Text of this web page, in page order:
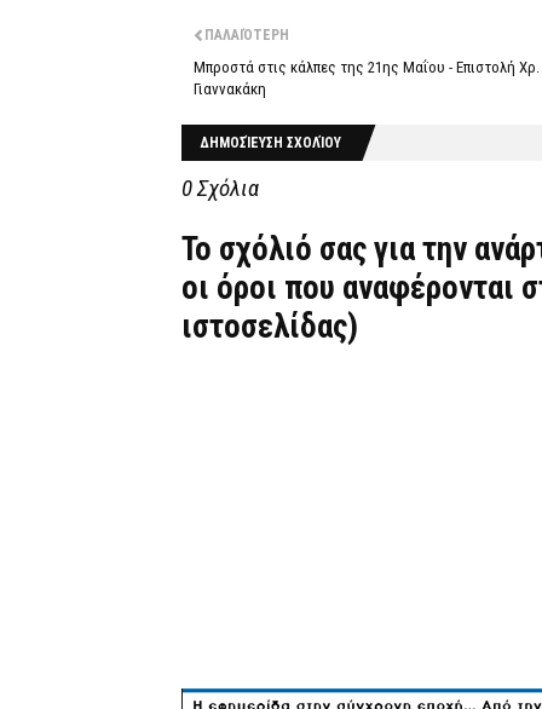
ΠΑΛΑΙΌΤΕΡΗ
Μπροστά στις κάλπες της 21ης Μαΐου - Επιστολή Χρ.
Γιαννακάκη
ΔΗΜΟΣΊΕΥΣΗ ΣΧΟΛΊΟΥ
0 Σχόλια
Το σχόλιό σας για την
οι όροι που αναφέρονται
ιστοσελίδας)